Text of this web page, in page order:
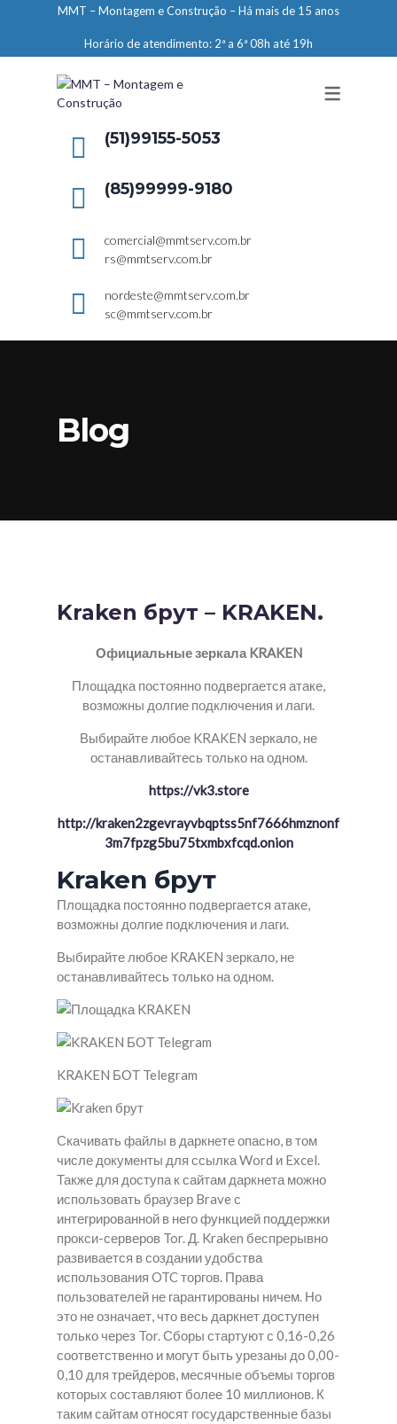
ENGENHARIA
LIMPEZA E CONSERVAÇÃO
MANUTENÇÃO PREDIAL
ELEVADORES – PREPARAÇÃO DE
MMT – Montagem e Construção – Há mais de 15 anos
Horário de atendimento: 2ª a 6ª 08h até 19h
(51)99155-5053
(85)99999-9180
comercial@mmtserv.com.br
rs@mmtserv.com.br
nordeste@mmtserv.com.br
sc@mmtserv.com.br
Blog
Kraken брут – KRAKEN.
Официальные зеркала KRAKEN
Площадка постоянно подвергается атаке,
возможны долгие подключения и лаги.
Выбирайте любое KRAKEN зеркало, не
останавливайтесь только на одном.
https://vk3.store
http://kraken2zgevrayvbqptss5nf7666hmznonf
3m7fpzg5bu75txmbxfcqd.onion
Kraken брут
Площадка постоянно подвергается атаке,
возможны долгие подключения и лаги.
Выбирайте любое KRAKEN зеркало, не
останавливайтесь только на одном.
KRAKEN БОТ Telegram
Скачивать файлы в даркнете опасно, в том
числе документы для ссылка Word и Excel.
Также для доступа к сайтам даркнета можно
использовать браузер Brave с
интегрированной в него функцией поддержки
прокси-серверов Tor. Д. Kraken беспрерывно
развивается в создании удобства
использования OTC торгов. Права
пользователей не гарантированы ничем. Но
это не означает, что весь даркнет доступен
только через Tor. Сборы стартуют с 0,16-0,26
соответственно и могут быть урезаны до 0,00-
0,10 для трейдеров, месячные объемы торгов
которых составляют более 10 миллионов. К
таким сайтам относят государственные базы